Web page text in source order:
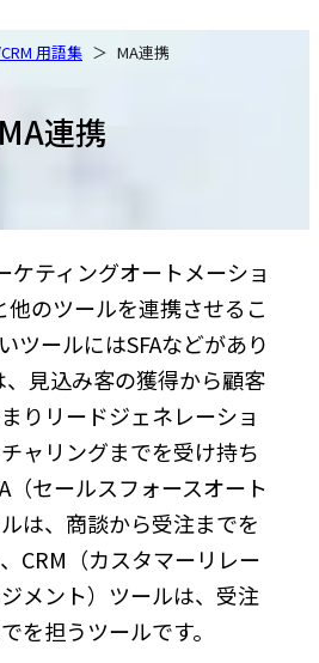
用語集 MA連携
MA連携
ケティングオートメーショ
他のツールを連携させるこ
ツールにはSFAなどがあり
、見込み客の獲得から顧客
りリードジェネレーショ
ャリングまでを受け持ち
（セールスフォースオート
は、商談から受注までを
CRM（カスタマーリレー
メント）ツールは、受注
を担うツールです。